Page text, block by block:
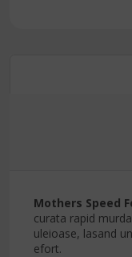
Mothers Speed
curata rapid
uleioase, lasand
efort.